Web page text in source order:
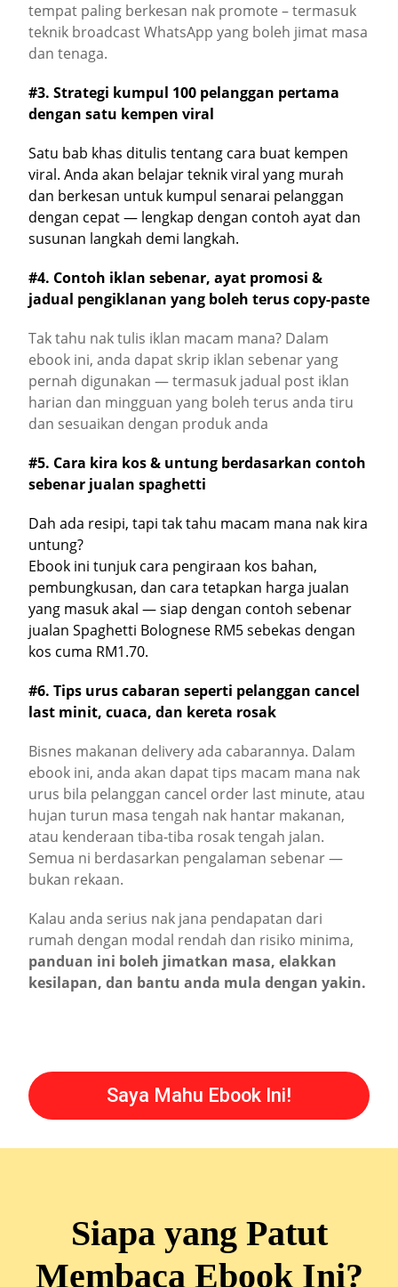
tempat paling berkesan nak promote – termasuk
teknik broadcast WhatsApp yang boleh jimat masa
dan tenaga.
#3. Strategi kumpul 100 pelanggan pertama
dengan satu kempen viral
Satu bab khas ditulis tentang cara buat kempen
viral. Anda akan belajar teknik viral yang murah
dan berkesan untuk kumpul senarai pelanggan
dengan cepat — lengkap dengan contoh ayat dan
susunan langkah demi langkah.
#4. Contoh iklan sebenar, ayat promosi &
jadual pengiklanan yang boleh terus copy-paste
Tak tahu nak tulis iklan macam mana? Dalam
ebook ini, anda dapat skrip iklan sebenar yang
pernah digunakan — termasuk jadual post iklan
harian dan mingguan yang boleh terus anda tiru
dan sesuaikan dengan produk anda
#5. Cara kira kos & untung berdasarkan contoh
sebenar jualan spaghetti
Dah ada resipi, tapi tak tahu macam mana nak kira
untung?
Ebook ini tunjuk cara pengiraan kos bahan,
pembungkusan, dan cara tetapkan harga jualan
yang masuk akal — siap dengan contoh sebenar
jualan Spaghetti Bolognese RM5 sebekas dengan
kos cuma RM1.70.
#6. Tips urus cabaran seperti pelanggan cancel
last minit, cuaca, dan kereta rosak
Bisnes makanan delivery ada cabarannya. Dalam
ebook ini, anda akan dapat tips macam mana nak
urus bila pelanggan cancel order last minute, atau
hujan turun masa tengah nak hantar makanan,
atau kenderaan tiba-tiba rosak tengah jalan.
Semua ni berdasarkan pengalaman sebenar —
bukan rekaan.
Kalau anda serius nak jana pendapatan dari
rumah dengan modal rendah dan risiko minima,
panduan ini boleh jimatkan masa, elakkan
kesilapan, dan bantu anda mula dengan yakin.
Saya Mahu Ebook Ini!
Siapa yang Patut
Membaca Ebook Ini?